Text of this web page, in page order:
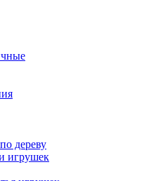
дереву
игрушек